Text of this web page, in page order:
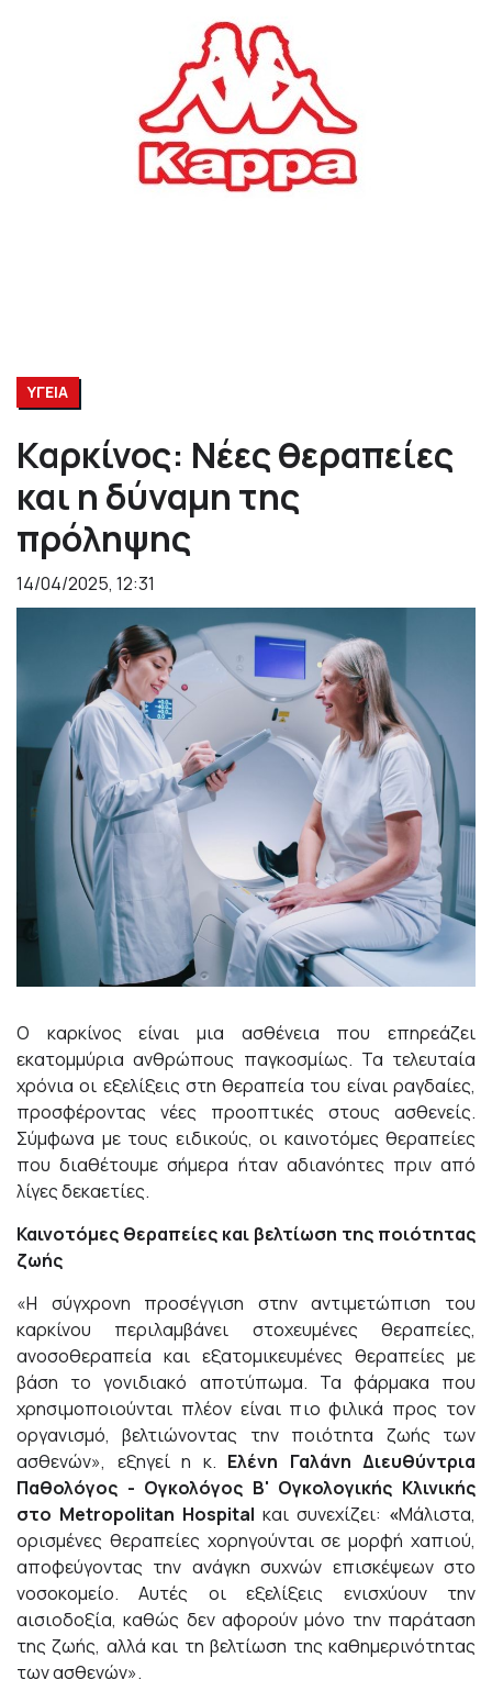
ΥΓΕΙΑ
Καρκίνος: Νέες θεραπείες
και η δύναμη της
πρόληψης
14/04/2025, 12:31
Ο καρκίνος είναι μια ασθένεια που επηρεάζει
εκατομμύρια ανθρώπους παγκοσμίως. Τα τελευταία
χρόνια οι εξελίξεις στη θεραπεία του είναι ραγδαίες,
προσφέροντας νέες προοπτικές στους ασθενείς.
Σύμφωνα με τους ειδικούς, οι καινοτόμες θεραπείες
που διαθέτουμε σήμερα ήταν αδιανόητες πριν από
λίγες δεκαετίες.
Καινοτόμες θεραπείες και βελτίωση της ποιότητας
ζωής
«Η σύγχρονη προσέγγιση στην αντιμετώπιση του
καρκίνου περιλαμβάνει στοχευμένες θεραπείες,
ανοσοθεραπεία και εξατομικευμένες θεραπείες με
βάση το γονιδιακό αποτύπωμα. Τα φάρμακα που
χρησιμοποιούνται πλέον είναι πιο φιλικά προς τον
οργανισμό, βελτιώνοντας την ποιότητα ζωής των
ασθενών», εξηγεί η κ. Ελένη Γαλάνη Διευθύντρια
Παθολόγος - Ογκολόγος Β' Ογκολογικής Κλινικής
στο Metropolitan Hospital και συνεχίζει: «Μάλιστα,
ορισμένες θεραπείες χορηγούνται σε μορφή χαπιού,
αποφεύγοντας την ανάγκη συχνών επισκέψεων στο
νοσοκομείο. Αυτές οι εξελίξεις ενισχύουν την
αισιοδοξία, καθώς δεν αφορούν μόνο την παράταση
της ζωής, αλλά και τη βελτίωση της καθημερινότητας
των ασθενών».